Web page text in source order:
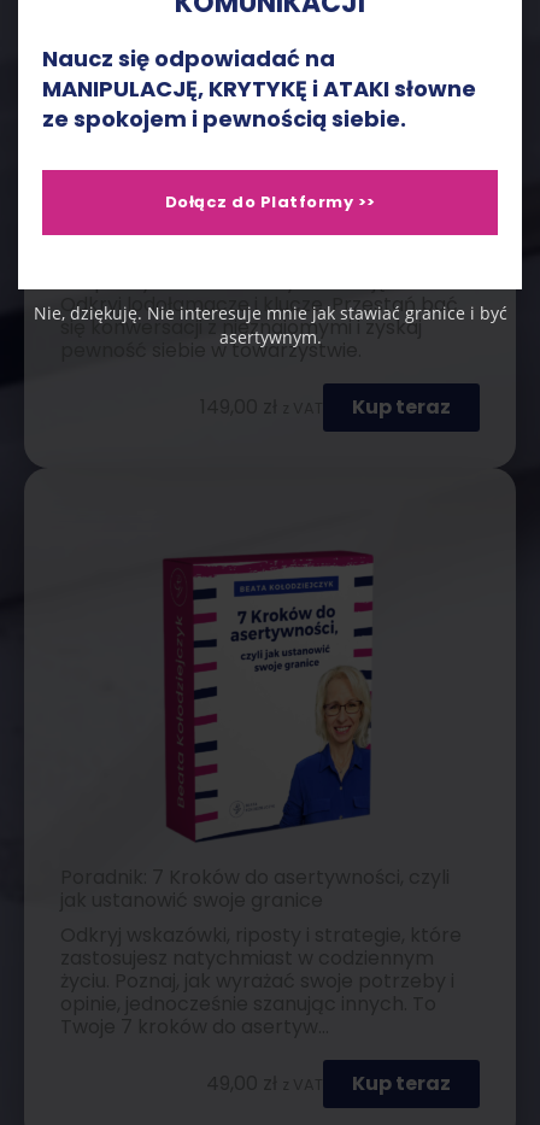
Odkryj lodołamacze i klucze. Przestań bać
się konwersacji z nieznajomymi i zyskaj
pewność siebie w towarzystwie.
Kup teraz
Kup teraz
Naucz się odpowiadać na
MANIPULACJĘ, KRYTYKĘ i ATAKI słowne
ze spokojem i pewnością siebie.
Dołącz do Platformy >>
Nie, dziękuję. Nie interesuje mnie jak stawiać granice i być
asertywnym.